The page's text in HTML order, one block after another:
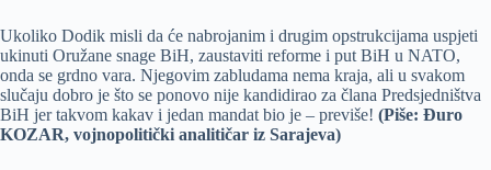
Ukoliko Dodik misli da će nabrojanim i drugim opstrukcijama uspjeti
ukinuti Oružane snage BiH, zaustaviti reforme i put BiH u NATO,
onda se grdno vara. Njegovim zabludama nema kraja, ali u svakom
slučaju dobro je što se ponovo nije kandidirao za člana Predsjedništva
BiH jer takvom kakav i jedan mandat bio je – previše! (Piše: Đuro
KOZAR, vojnopolitički analitičar iz Sarajeva)